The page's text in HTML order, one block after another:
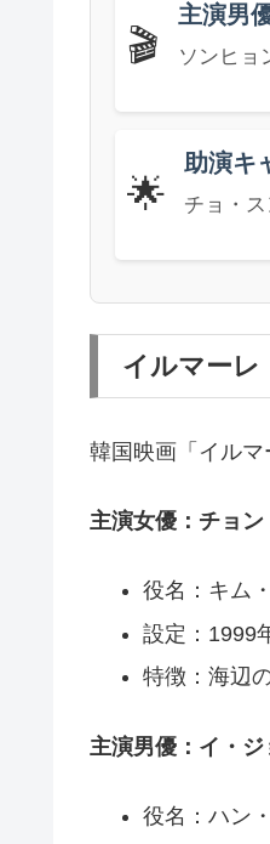
🎬
主演男
ソンヒョ
🌟
助演キ
チョ・
イルマーレ
韓国映画「イル
主演女優：チョン
役名：キム
設定：1999
特徴：海辺
主演男優：イ・ジ
役名：ハン